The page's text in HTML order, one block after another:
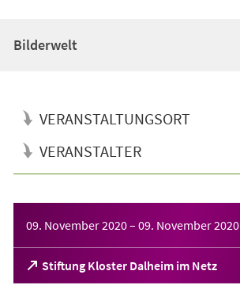
Bilderwelt
VERANSTALTUNGSORT
VERANSTALTER
09. November 2020– 09. November 2020
Stiftung Kloster Dalheim im Netz
(Öffnet
in